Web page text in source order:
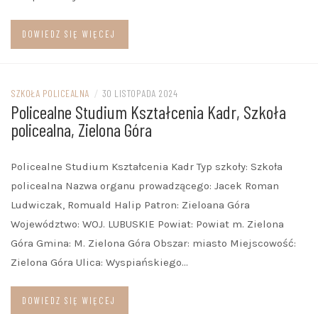
DOWIEDZ SIĘ WIĘCEJ
SZKOŁA POLICEALNA / 30 LISTOPADA 2024
Policealne Studium Kształcenia Kadr, Szkoła
policealna, Zielona Góra
Policealne Studium Kształcenia Kadr Typ szkoły: Szkoła
policealna Nazwa organu prowadzącego: Jacek Roman
Ludwiczak, Romuald Halip Patron: Zieloana Góra
Województwo: WOJ. LUBUSKIE Powiat: Powiat m. Zielona
Góra Gmina: M. Zielona Góra Obszar: miasto Miejscowość:
Zielona Góra Ulica: Wyspiańskiego…
DOWIEDZ SIĘ WIĘCEJ